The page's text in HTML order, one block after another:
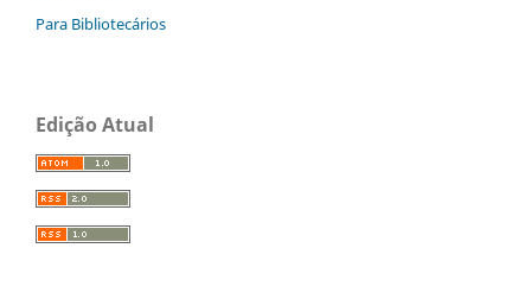
Para Bibliotecários
Edição Atual